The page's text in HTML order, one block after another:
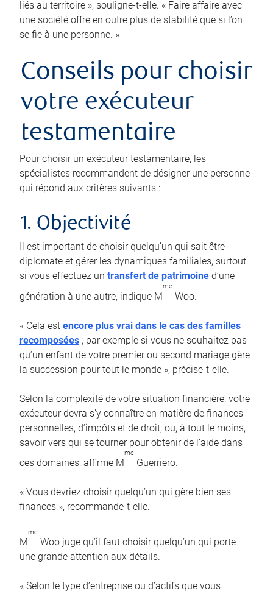
liés au territoire », souligne-t-elle. « Faire affaire avec
une société offre en outre plus de stabilité que si l’on
se fie à une personne. »
Conseils pour choisir
votre exécuteur
testamentaire
Pour choisir un exécuteur testamentaire, les
spécialistes recommandent de désigner une personne
qui répond aux critères suivants :
1. Objectivité
Il est important de choisir quelqu’un qui sait être
diplomate et gérer les dynamiques familiales, surtout
si vous effectuez un transfert de patrimoine d’une
génération à une autre, indique M
me
Woo.
« Cela est encore plus vrai dans le cas des familles
recomposées ; par exemple si vous ne souhaitez pas
qu’un enfant de votre premier ou second mariage gère
la succession pour tout le monde », précise-t-elle.
Selon la complexité de votre situation financière, votre
exécuteur devra s’y connaître en matière de finances
personnelles, d’impôts et de droit, ou, à tout le moins,
savoir vers qui se tourner pour obtenir de l’aide dans
ces domaines, affirme M
me
Guerriero.
« Vous devriez choisir quelqu’un qui gère bien ses
finances », recommande-t-elle.
M
me
Woo juge qu’il faut choisir quelqu’un qui porte
une grande attention aux détails.
« Selon le type d’entreprise ou d’actifs que vous